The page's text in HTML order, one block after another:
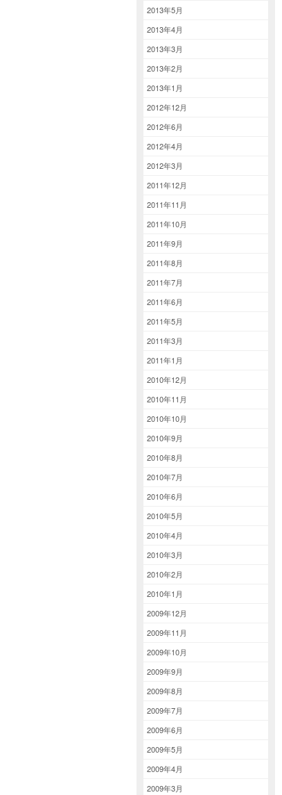
2013年5月
2013年4月
2013年3月
2013年2月
2013年1月
2012年12月
2012年6月
2012年4月
2012年3月
2011年12月
2011年11月
2011年10月
2011年9月
2011年8月
2011年7月
2011年6月
2011年5月
2011年3月
2011年1月
2010年12月
2010年11月
2010年10月
2010年9月
2010年8月
2010年7月
2010年6月
2010年5月
2010年4月
2010年3月
2010年2月
2010年1月
2009年12月
2009年11月
2009年10月
2009年9月
2009年8月
2009年7月
2009年6月
2009年5月
2009年4月
2009年3月